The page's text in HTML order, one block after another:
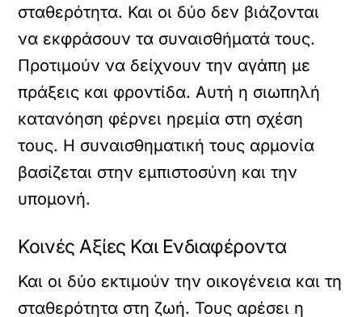
σταθερότητα. Και οι δύο δεν βιάζονται
να εκφράσουν τα συναισθήματά τους.
Προτιμούν να δείχνουν την αγάπη με
πράξεις και φροντίδα. Αυτή η σιωπηλή
κατανόηση φέρνει ηρεμία στη σχέση
τους. Η συναισθηματική τους αρμονία
βασίζεται στην εμπιστοσύνη και την
υπομονή.
Κοινές Αξίες Και Ενδιαφέροντα
Και οι δύο εκτιμούν την οικογένεια και τη
σταθερότητα στη ζωή. Τους αρέσει η